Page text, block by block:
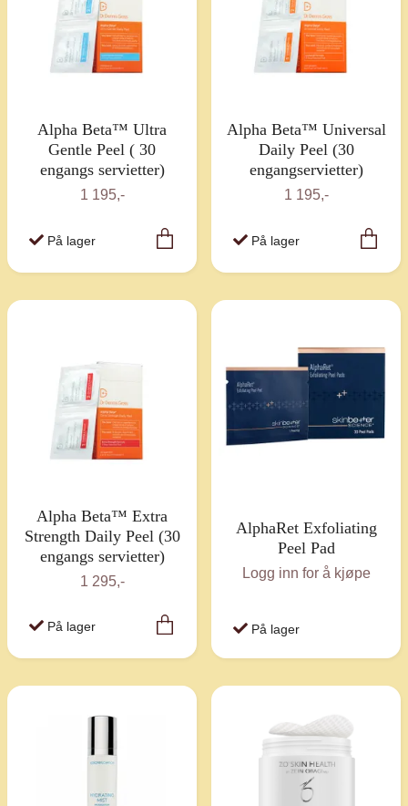
Alpha Beta™ Ultra
Gentle Peel ( 30
engangs servietter)
1 195,-
På lager
Alpha Beta™ Universal
Daily Peel (30
engangservietter)
1 195,-
På lager
Alpha Beta™ Extra
Strength Daily Peel (30
engangs servietter)
1 295,-
På lager
AlphaRet Exfoliating
Peel Pad
Logg inn for å kjøpe
På lager